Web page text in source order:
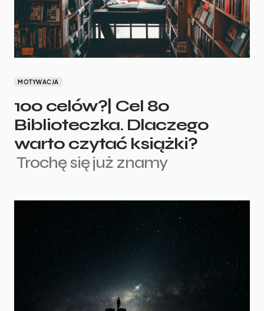
MOTYWACJA
100 celów?| Cel 80
Biblioteczka. Dlaczego
warto czytać książki?
Trochę się już znamy